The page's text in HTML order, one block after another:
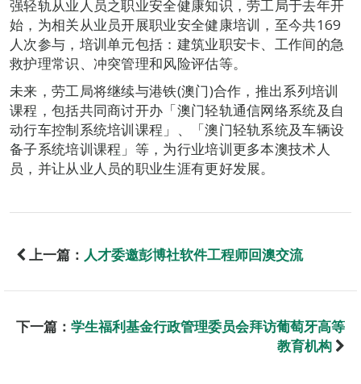
强轻轨从业人员之职业安全健康知识，劳工局于去年开
始，为相关从业员开展职业安全健康培训，至今共169
人次参与，培训单元包括：建筑业职安卡、工作间的急
救护理常识、冲突管理和风险评估等。
未来，劳工局将继续与港铁(澳门)合作，推出系列培训
课程，包括共同商讨开办「澳门轻轨通信网络系统及自
动行车控制系统培训课程」、「澳门轻轨系统及车辆设
备子系统培训课程」等，为行业培训更多本澳技术人
员，并让从业人员的职业生涯有更好发展。
上一篇： 人才委邀彭博社软件工程师回澳交流
下一篇： 学生福利基金行政管理委员会拜访葡萄牙高等
教育机构